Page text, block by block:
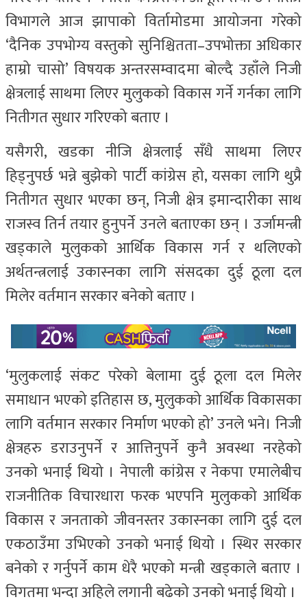
विभागले आज झापाको विर्तामोडमा आयोजना गरेको
‘दैनिक उपभोग्य वस्तुको सुनिश्चितता–उपभोक्ता अधिकार
हाम्रो चासो’ विषयक अन्तरसम्वादमा बोल्दै उहाँले निजी
क्षेत्रलाई साथमा लिएर मुलुकको विकास गर्ने गर्नका लागि
नितीगत सुधार गरिएको बताए ।
यसैगरी, खडका नीजि क्षेत्रलाई सँधै साथमा लिएर
हिड्नुपर्छ भन्ने बुझेको पार्टी कांग्रेस हो, यसका लागि थुप्रै
नितीगत सुधार भएका छन्, निजी क्षेत्र इमान्दारीका साथ
राजस्व तिर्न तयार हुनुपर्ने उनले बताएका छन् । उर्जामन्त्री
खड्काले मुलुकको आर्थिक विकास गर्न र थलिएको
अर्थतन्त्रलाई उकास्नका लागि संसदका दुई ठूला दल
मिलेर वर्तमान सरकार बनेको बताए ।
‘मुलुकलाई संकट परेको बेलामा दुई ठूला दल मिलेर
समाधान भएको इतिहास छ, मुलुकको आर्थिक विकासका
लागि वर्तमान सरकार निर्माण भएको हो’ उनले भने। निजी
क्षेत्रहरु डराउनुपर्ने र आत्तिनुपर्ने कुनै अवस्था नरहेको
उनको भनाई थियो । नेपाली कांग्रेस र नेकपा एमालेबीच
राजनीतिक विचारधारा फरक भएपनि मुलुकको आर्थिक
विकास र जनताको जीवनस्तर उकास्नका लागि दुई दल
एकठाउँमा उभिएको उनको भनाई थियो । स्थिर सरकार
बनेको र गर्नुपर्ने काम धेरै भएको मन्त्री खड्काले बताए ।
विगतमा भन्दा अहिले लगानी बढेको उनको भनाई थियो ।